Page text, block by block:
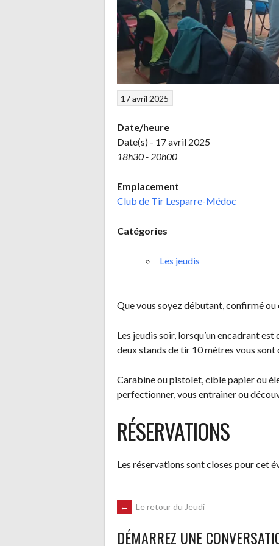
17 avril 2025
Date/heure
Date(s) - 17 avril 2025
18h30 - 20h00
Emplacement
Club de Tir Lesparre-Médoc
Catégories
Les jeudis
Que vous soyez débutant, confirmé
Les jeudis soir, lorsqu’un encadrant
deux stands de tir 10 mètres vous sont
Carabine ou pistolet, cible papier ou
perfectionner, vous entrainer ou
RÉSERVATIONS
Les réservations sont closes pour cet
NAVIGATION
← Le retour du Jeudi
DÉMARREZ UNE